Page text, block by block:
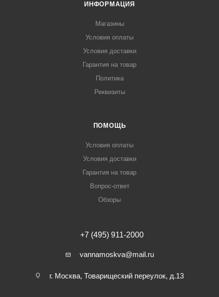
ИНФОРМАЦИЯ
Магазины
Условия оплаты
Условия доставки
Гарантия на товар
Политика
Реквизиты
ПОМОЩЬ
Условия оплаты
Условия доставки
Гарантия на товар
Вопрос-ответ
Обзоры
+7 (495) 911-2000
vannamoskva@mail.ru
г. Москва, Товарищеский переулок, д.13